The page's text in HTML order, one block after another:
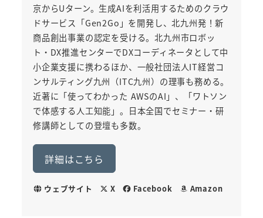
京からUターン。生成AIを利活用するためのクラウ
ドサービス「Gen2Go」を開発し、北九州発！新
商品創出事業の認定を受ける。北九州市ロボッ
ト・DX推進センターでDXコーディネータとして中
小企業支援に携わるほか、一般社団法人IT経営コ
ンサルティング九州（ITC九州）の理事も務める。
近著に「使ってわかった AWSのAI」、「ワトソン
で体感する人工知能」。日本全国でセミナー・研
修講師としての登壇も多数。
詳細はこちら
ウェブサイト X Facebook Amazon